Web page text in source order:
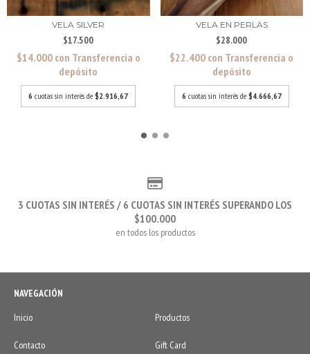
VELA SILVER
$17.500
$14.000 con Transferencia o
depósito
6 cuotas sin interés de$2.916,67
VELA EN PERLAS
$28.000
$22.400 con Transferencia o
depósito
6 cuotas sin interés de $4.666,67
3 CUOTAS SIN INTERÉS / 6 CUOTAS SIN INTERÉS SUPERANDO LOS
$100.000
en todos los productos
NAVEGACIÓN
Inicio
Productos
Contacto Gift Card